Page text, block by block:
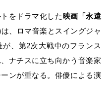
をドラマ化した 映画「永遠
は、ロマ音楽とスイングジャ
、第2次大戦中のフランス
ナチスに立ち向かう音楽家
ンが重なる。俳優による演